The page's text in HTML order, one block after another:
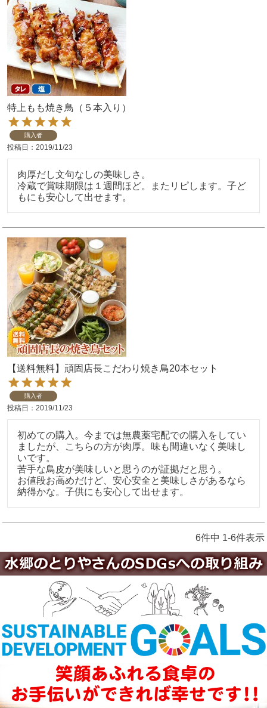
特上もも焼き鳥（５本入り）
購入者
投稿日 2019/11/23
肉厚だし文句なしの美味しさ。
冷蔵で賞味期限は１週間ほど。またリピします。子ど
もにも安心して出せます。
【送料無料】頑固店長こだわり焼き鳥20本セット
購入者
投稿日 2019/11/23
初めての購入。今までは無農薬宅配での購入をしてい
ましたが、こちらの方が肉厚。味も間違いなく美味し
いです。
苦手な鳥皮が美味しいと思うのが証拠だと思う。
お値段お高めだけど、安心安全と美味しさがあるなら
納得かな。子供にも安心して出せます。
6件中 1-6件表示